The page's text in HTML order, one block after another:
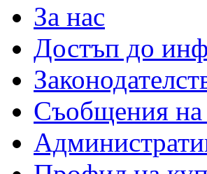
За нас
Достъп до
Съобщения